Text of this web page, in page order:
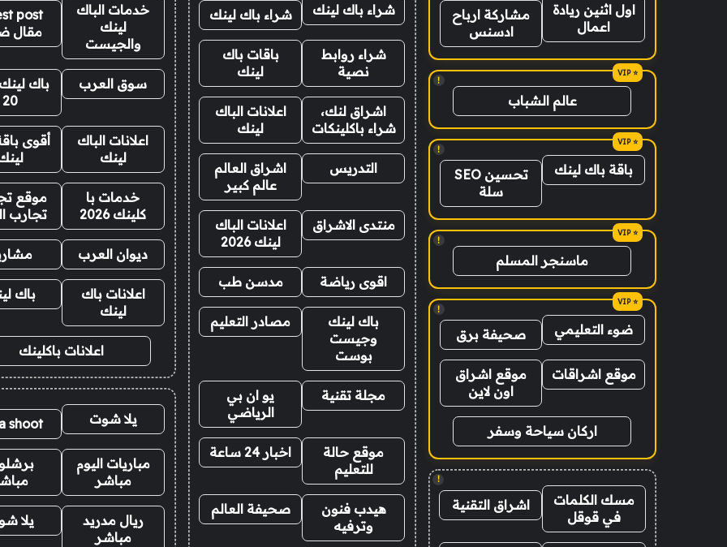
اول اثنين ريادة
اعمال
مشاركة ارباح
ادسنس
!
عالم الشباب
!
باقة باك لينك
تحسين SEO
سلة
!
ماسنجر المسلم
!
ضوء التعليمي صحيفة برق
موقع اشراقات
موقع اشراق
اون لاين
اركان سياحة وسفر
!
مسك الكلمات
في قوقل
اشراق التقنية
شراء باك لينك شراء باك لينك
شراء روابط
نصية
باقات باك
لينك
اشراق لنك،
شراء باكلينكات
اعلانات الباك
لينك
التدريس
اشراق العالم
عالم كبير
منتدى الاشراق
اعلانات الباك
لينك 2026
اقوى رياضة مدسن طب
باك لينك
وجيست
بوست
مصادر التعليم
مجلة تقنية
يو ان بي
الرياضي
موقع حالة
للتعليم
اخبار 24 ساعة
هيدب فنون
وترفيه
صحيفة العالم
خدمات الباك
لينك
والجيست
post
مقال
سوق العرب
باك
20
اعلانات الباك
لينك
أقوى
خدمات با
كلينك 2026
موقع
تجارب
ديوان العرب
اعلانات باك
لينك
باك
اعلانات باكلينك
يلا شوت shoot
مباريات اليوم
مباشر
ريال مدريد
مباشر
يلا